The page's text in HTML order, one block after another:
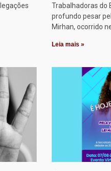
Trabalhadoras do
profundo pesar
Mirhan, ocorrido
Leia mais »